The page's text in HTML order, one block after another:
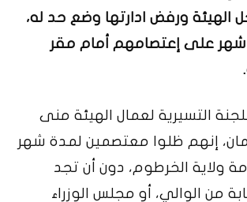
الهيئة ورفض ادارتها وضع حد له،
على إعتصامهم أمام مقر
التسيرية لعمال الهيئة منى
إنهم ظلوا معتصمين لمدة شهر
ولاية الخرطوم، دون أن تجد
من الوالي، أو مجلس الوزراء